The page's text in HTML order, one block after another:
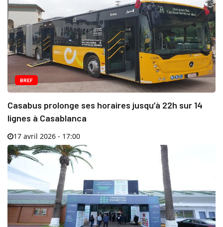
BREF
Casabus prolonge ses horaires jusqu’à 22h sur 14
lignes à Casablanca
17 avril 2026 - 17:00